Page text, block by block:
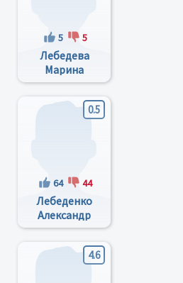
5 5
Лебедева
Марина
Викторовна
0.5
64 44
Лебеденко
Александр
Михайлович
4.6